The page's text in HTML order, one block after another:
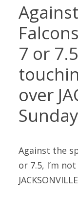
7 or
over
Against the
or 7.5, I’m